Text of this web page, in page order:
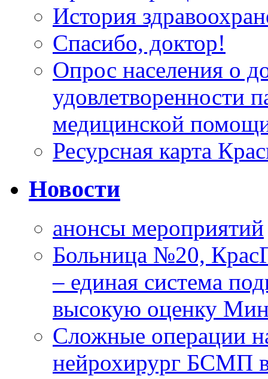
История
Спасибо, доктор!
Опрос населения о
удовлетворенности
медицинской
Ресурсная карта
Новости
анонсы мероприятий
Больница №20,
– единая система
высокую оценку
Сложные операции
нейрохирург БСМП